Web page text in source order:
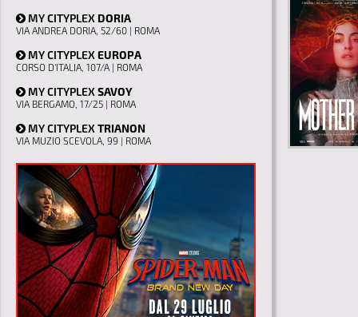
MY CITYPLEX DORIA
VIA ANDREA DORIA, 52/60 | ROMA
MY CITYPLEXEUROPA
CORSO D'ITALIA, 107/A | ROMA
MY CITYPLEXSAVOY
VIA BERGAMO, 17/25 | ROMA
MY CITYPLEXTRIANON
VIA MUZIO SCEVOLA, 99 | ROMA